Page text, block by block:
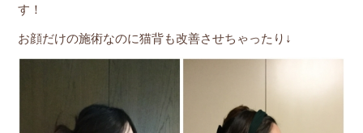
す！
お顔だけの施術なのに猫背も改善させちゃったり↓